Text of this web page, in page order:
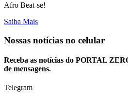
Afro Beat-se!
Saiba Mais
Nossas notícias no celular
Receba as notícias do PORTAL
de mensagens.
Telegram